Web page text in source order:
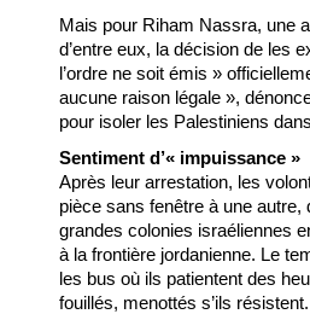
Mais pour Riham Nassra, une
d’entre eux, la décision de les
l’ordre ne soit émis »
aucune raison légale »,
pour isoler les Palestiniens
Sentiment d’« impuissance »
Après leur arrestation, les
pièce sans fenêtre à une autre,
grandes colonies israéliennes
à la frontière jordanienne. Le
les bus où ils patientent des
fouillés, menottés s’ils